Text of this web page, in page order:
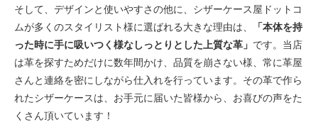
そして、デザインと使いやすさの他に、シザーケース屋ドットコ
ムが多くのスタイリスト様に選ばれる大きな理由は、
「本体を持
った時に手に吸いつく様なしっとりとした上質な革」 です。当店
は革を探すためだけに数年間かけ、品質を崩さない様、常に革屋
さんと連絡を密にしながら仕入れを行っています。その革で作ら
れたシザーケースは、お手元に届いた皆様から、お喜びの声をた
くさん頂いています！